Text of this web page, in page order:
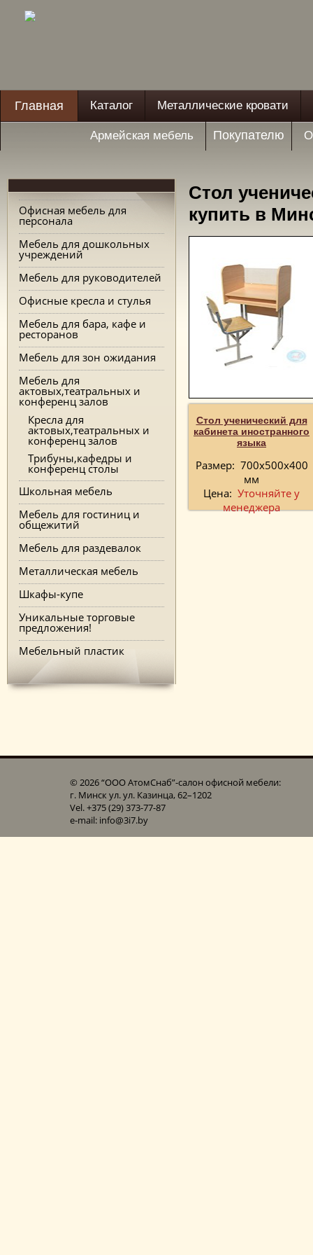
Главная Каталог Металлические кровати
Армейская мебель Покупателю
Офисная мебель для
персонала
Мебель для дошкольных
учреждений
Мебель для руководителей
Офисные кресла и стулья
Мебель для бара, кафе и
ресторанов
Мебель для зон ожидания
Мебель для
актовых,театральных и
конференц залов
Кресла для
актовых,театральных и
конференц залов
Трибуны,кафедры и
конференц столы
Школьная мебель
Мебель для гостиниц и
общежитий
Мебель для раздевалок
Металлическая мебель
Шкафы-купе
Уникальные торговые
предложения!
Мебельный пластик
Стол
купить в
Стол ученический для
кабинета иностранного
языка
Размер: 700х500х400
мм
Цена: Уточняйте у
менеджера
© 2026 “ООО АтомСнаб”-cалон офисной мебели:
г. Минск ул. ул. Казинца, 62–1202
Vel. +375 (29) 373-77-87
e-mail: info@3i7.by